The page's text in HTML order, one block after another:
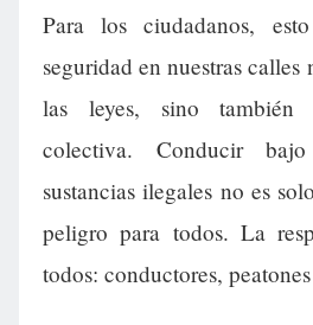
Para los ciudadanos,
seguridad en nuestras calles
las leyes, sino
colectiva. Conducir
sustancias ilegales no es
peligro para todos. La
todos: conductores,